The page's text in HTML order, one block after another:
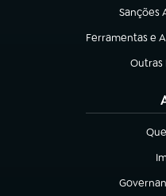
Sanções
(abre em
Ferramentas e
(abre em nova
Outras
(abre
(abre em